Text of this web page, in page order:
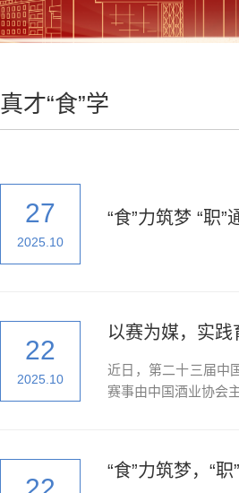
真才“食”学
27
2025.10
“食”力筑梦 “职
22
2025.10
以赛为媒，实
近日，第二十三届中
赛事由中国酒业协会
“食”力筑梦，“